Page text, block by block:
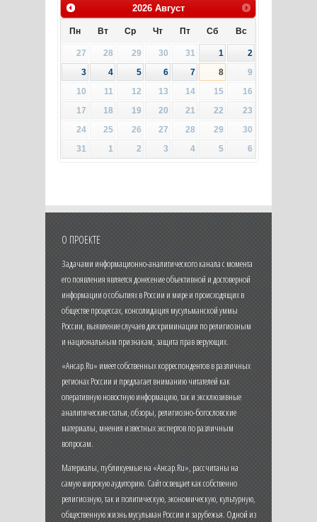
2026 Август
Пн Вт Ср Чт Пт Сб Вс
27 28 29 30 31 1
2
3
4 5 6 7 8
9
10
11 12 13 14 15
16
17
18 19 20 21 22
23
24
25 26 27 28 29
30
31
1 2 3 4 5 6
О ПРОЕКТЕ
Задачами информационно-аналитического канала с момента
его появления является донесение объективной и достоверной
информации о событиях в России и мире и происходящих в
обществе процессах, консолидация мусульманской уммы
России, выявление случаев дискриминации по религиозным
и национальным признакам, защита прав верующих.
«Ансар.Ru» имеет собственных корреспондентов в различных
регионах России и предлагает вниманию читателей как
оперативную новостную информацию, так и эксклюзивные
аналитические статьи, обзоры, религиозно-богословские
материалы, мнения известных экспертов по различным
вопросам.
Материалы, публикуемые на «Ансар.Ru», рассчитаны на
самую широкую аудиторию. Сайт освещает как собственно
религиозную, так и политическую, экономическую, культурную,
общественную жизнь мусульман России и зарубежья. Одной из